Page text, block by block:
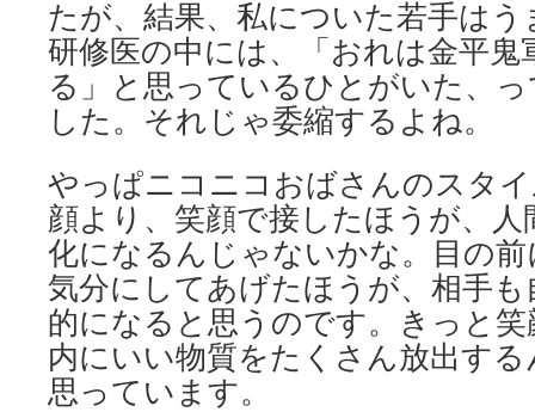
たが、結果、私についた若手は
研修医の中には、「おれは金平
る」と思っているひとがいた、
した。それじゃ委縮するよね。
やっぱニコニコおばさんのスタ
顔より、笑顔で接したほうが、
化になるんじゃないかな。目の
気分にしてあげたほうが、相手
的になると思うのです。きっと
内にいい物質をたくさん放出す
思っています。